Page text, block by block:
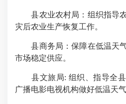
县农业农村局：组织指导农
灾后农业生产恢复工作。
县商务局：保障在低温天气
市场稳定供应。
县文旅局: 组织、指导全县
广播电影电视机构做好低温天